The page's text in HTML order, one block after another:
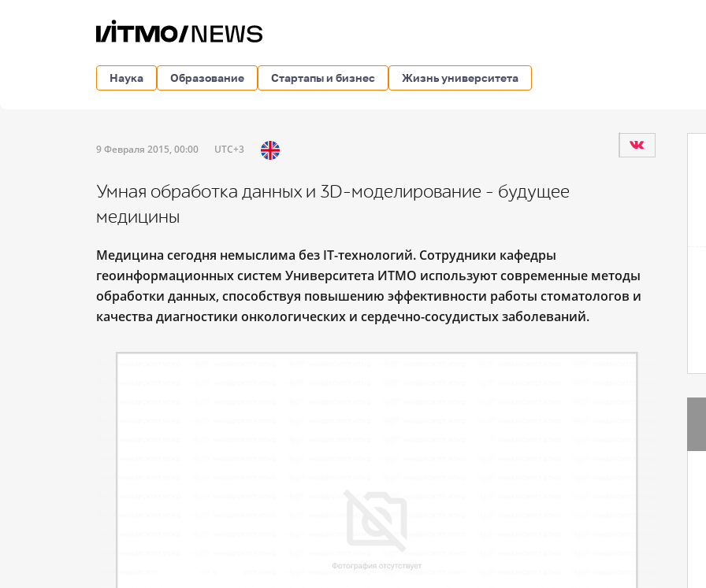
Наука Образование Стартапы и бизнес Жизнь университета
9 Февраля 2015, 00:00 UTC+3
Умная обработка данных и 3D-моделирование – будущее
медицины
Медицина сегодня немыслима без IT-технологий. Сотрудники кафедры
геоинформационных систем Университета ИТМО используют современные методы
обработки данных, способствуя повышению эффективности работы стоматологов и
качества диагностики онкологических и сердечно-сосудистых заболеваний.